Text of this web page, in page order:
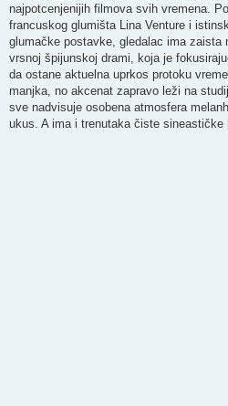
najpotcenjenijih filmova svih vremena.
francuskog glumišta Lina Venture i
glumačke postavke, gledalac ima zaista
vrsnoj špijunskoj drami, koja je
da ostane aktuelna uprkos protoku
manjka, no akcenat zapravo leži na
sve nadvisuje osobena atmosfera
ukus. A ima i trenutaka čiste sineastičke